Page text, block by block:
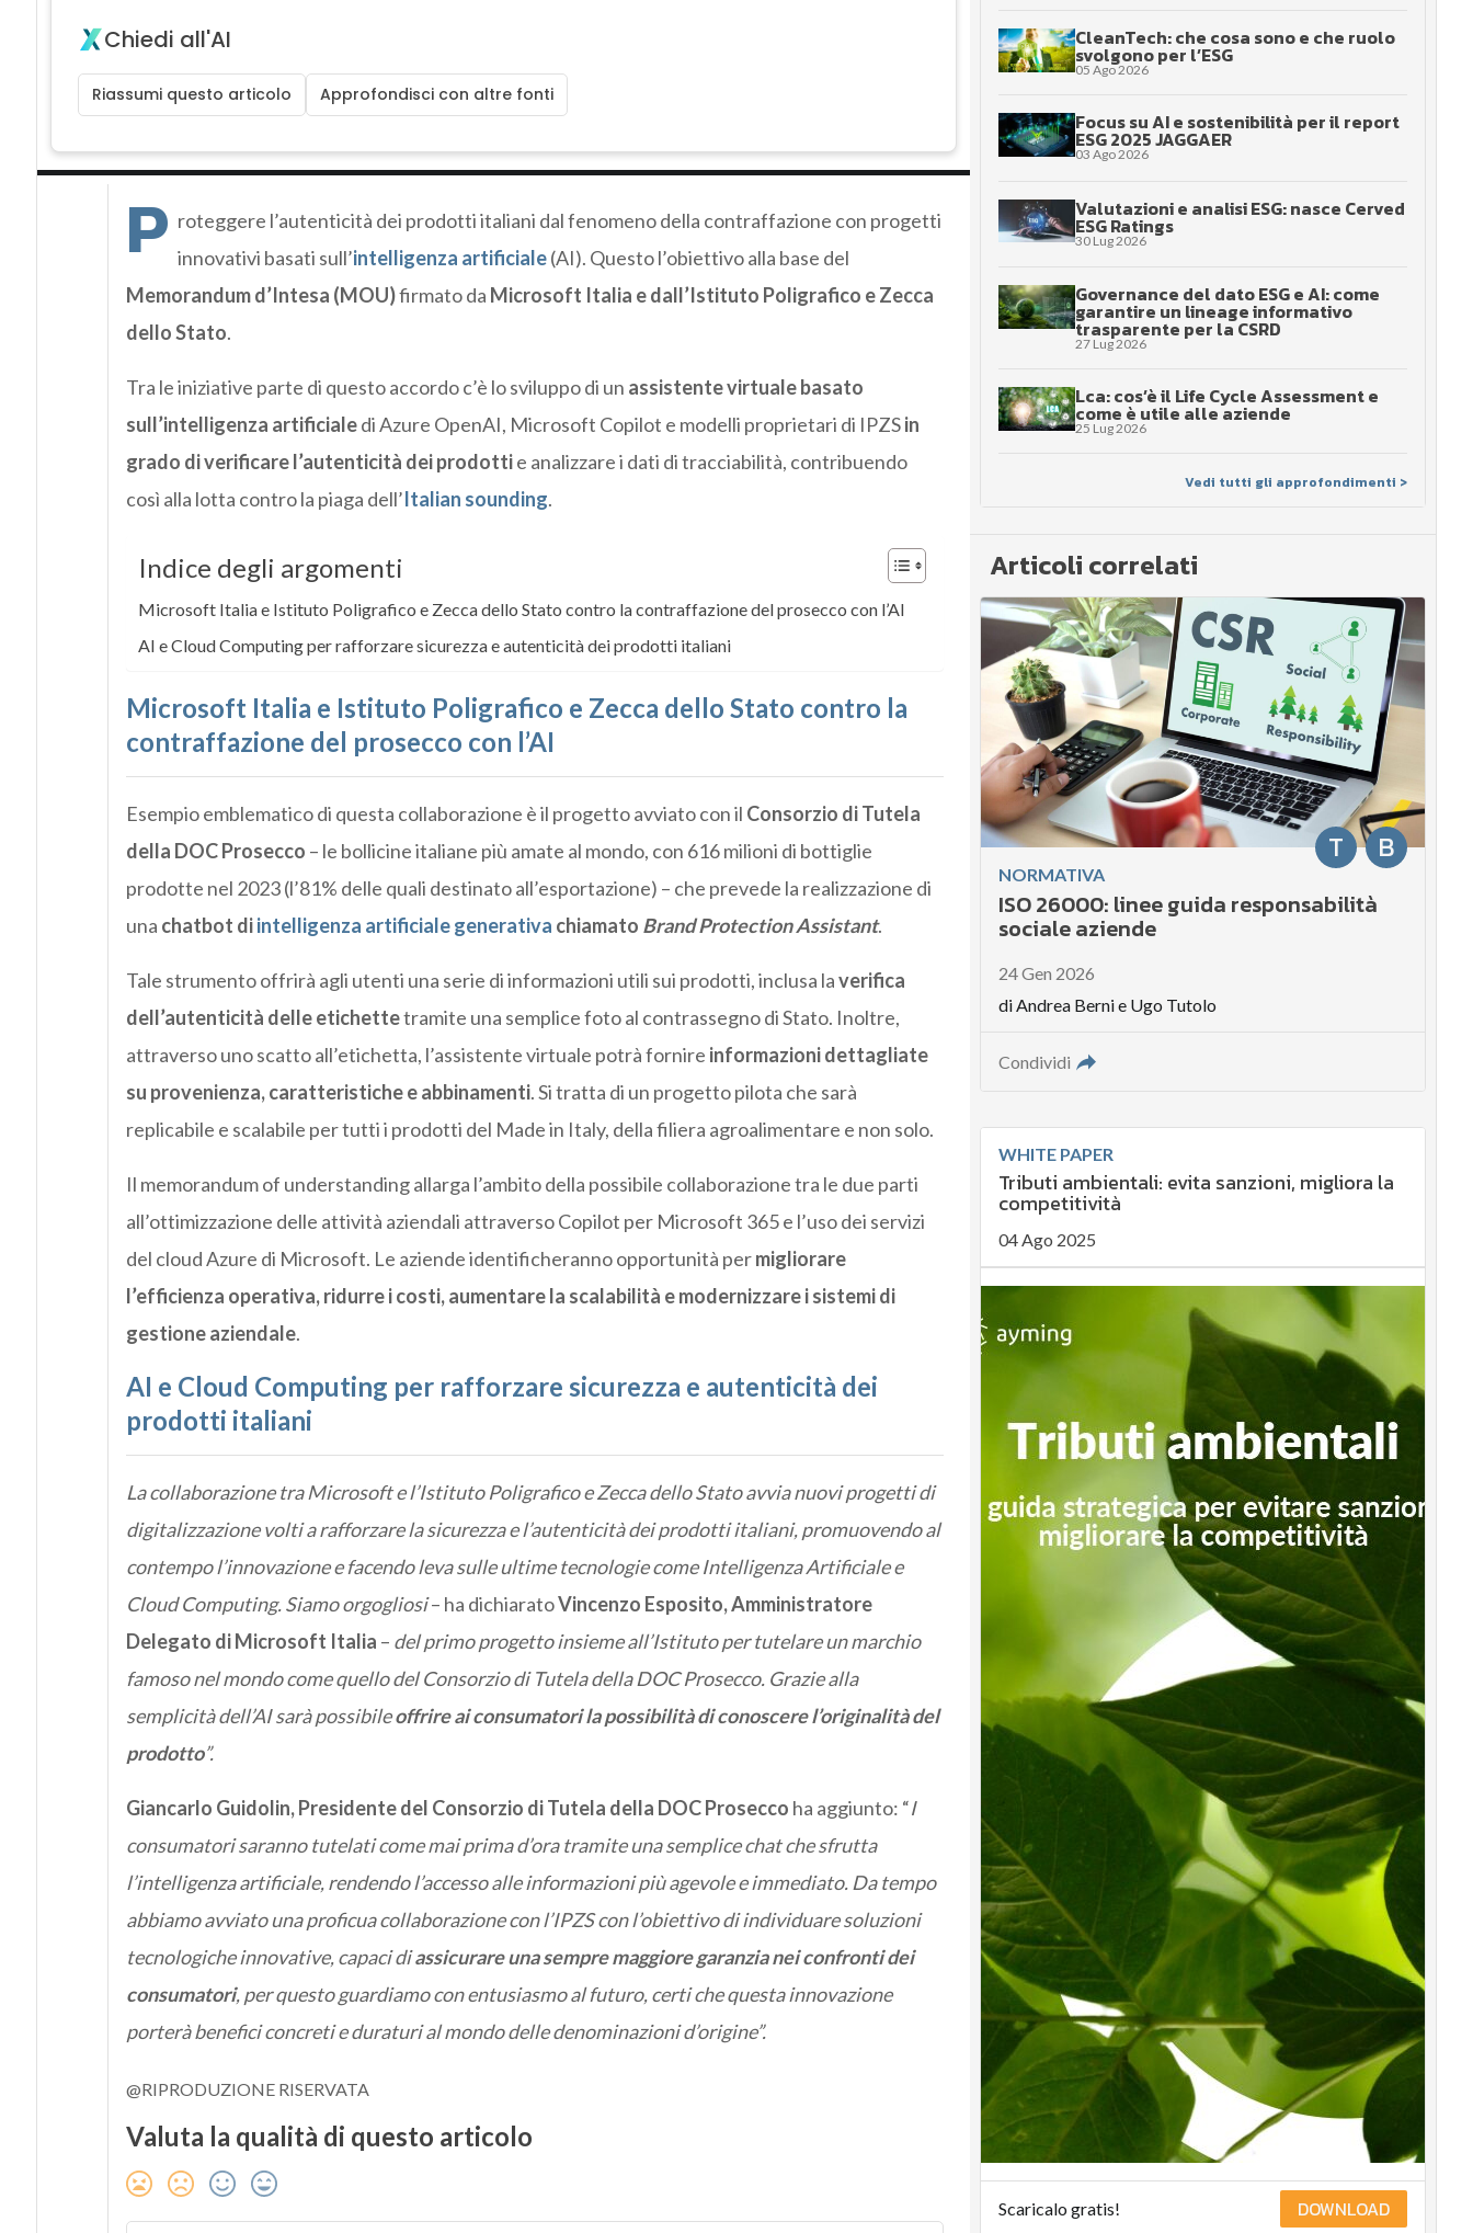
Chiedi all'AI
Riassumi questo articolo Approfondisci con altre fonti
P roteggere l’autenticità dei prodotti italiani dal fenomeno della contraffazione con progetti
innovativi basati sull’intelligenza artificiale(AI). Questo l’obiettivo alla base del
Memorandum d’Intesa (MOU)firmato da Microsoft Italia e dall’Istituto Poligrafico e Zecca
dello Stato.
Tra le iniziative parte di questo accordo c’è lo sviluppo di un assistente virtuale basato
sull’intelligenza artificialedi Azure OpenAI, Microsoft Copilot e modelli proprietari di IPZSin
grado di verificare l’autenticità dei prodottie analizzare i dati di tracciabilità, contribuendo
così alla lotta contro la piaga dell’Italian sounding.
Indice degli argomenti
Microsoft Italia e Istituto Poligrafico e Zecca dello Stato contro la contraffazione del prosecco con l’AI
AI e Cloud Computing per rafforzare sicurezza e autenticità dei prodotti italiani
Microsoft Italia e Istituto Poligrafico e Zecca dello Stato contro la
contraffazione del prosecco con l’AI
Esempio emblematico di questa collaborazione è il progetto avviato con il Consorzio di Tutela
della DOC Prosecco – le bollicine italiane più amate al mondo, con 616 milioni di bottiglie
prodotte nel 2023 (l’81% delle quali destinato all’esportazione) – che prevede la realizzazione di
una chatbot diintelligenza artificiale generativa chiamato Brand Protection Assistant.
Tale strumento offrirà agli utenti una serie di informazioni utili sui prodotti, inclusa laverifica
dell’autenticità delle etichettetramite una semplice foto al contrassegno di Stato. Inoltre,
attraverso uno scatto all’etichetta, l’assistente virtuale potrà fornire informazioni dettagliate
su provenienza, caratteristiche e abbinamenti. Si tratta di un progetto pilota che sarà
replicabile e scalabile per tutti i prodotti del Made in Italy, della filiera agroalimentare e non solo.
Il memorandum of understanding allarga l’ambito della possibile collaborazione tra le due parti
all’ottimizzazione delle attività aziendali attraverso Copilot per Microsoft 365 e l’uso dei servizi
del cloud Azure di Microsoft. Le aziende identificheranno opportunità permigliorare
l’efficienza operativa, ridurre i costi, aumentare la scalabilità e modernizzare i sistemi di
gestione aziendale.
AI e Cloud Computing per rafforzare sicurezza e autenticità dei
prodotti italiani
La collaborazione tra Microsoft e l’Istituto Poligrafico e Zecca dello Stato avvia nuovi progetti di
digitalizzazione volti a rafforzare la sicurezza e l’autenticità dei prodotti italiani, promuovendo al
contempo l’innovazione e facendo leva sulle ultime tecnologie come Intelligenza Artificiale e
Cloud Computing. Siamo orgogliosi– ha dichiaratoVincenzo Esposito, Amministratore
Delegato di Microsoft Italia – del primo progetto insieme all’Istituto per tutelare un marchio
famoso nel mondo come quello del Consorzio di Tutela della DOC Prosecco. Grazie alla
semplicità dell’AI sarà possibileoffrire ai consumatori la possibilità di conoscere l’originalità del
prodotto”.
Giancarlo Guidolin, Presidente del Consorzio di Tutela della DOC Prosecco ha aggiunto: “I
consumatori saranno tutelati come mai prima d’ora tramite una semplice chat che sfrutta
l’intelligenza artificiale, rendendo l’accesso alle informazioni più agevole e immediato. Da tempo
abbiamo avviato una proficua collaborazione con l’IPZS con l’obiettivo di individuare soluzioni
tecnologiche innovative, capaci diassicurare una sempre maggiore garanzia nei confronti dei
consumatori, per questo guardiamo con entusiasmo al futuro, certi che questa innovazione
porterà benefici concreti e duraturi al mondo delle denominazioni d’origine”.
@RIPRODUZIONE RISERVATA
Valuta la qualità di questo articolo
CleanTech: che cosa sono e che ruolo
svolgono per l’ESG
05 Ago 2026
Focus su AI e sostenibilità per il report
ESG 2025 JAGGAER
03 Ago 2026
Valutazioni e analisi ESG: nasce Cerved
ESG Ratings
30 Lug 2026
Governance del dato ESG e AI: come
garantire un lineage informativo
trasparente per la CSRD
27 Lug 2026
Lca: cos’è il Life Cycle Assessment e
come è utile alle aziende
25 Lug 2026
Vedi tutti gli approfondimenti >
Articoli correlati
B
T
NORMATIVA
ISO 26000: linee guida responsabilità
sociale aziende
24 Gen 2026
diAndrea Bernie Ugo Tutolo
Condividi
WHITE PAPER
Tributi ambientali: evita sanzioni, migliora la
competitività
04 Ago 2025
Scaricalo gratis! DOWNLOAD